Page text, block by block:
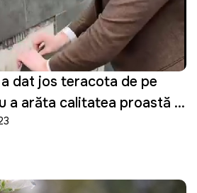
dat jos teracota de pe
a arăta calitatea proastă a